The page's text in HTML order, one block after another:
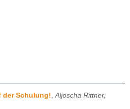
der Schulung! Aljoscha Rittner,